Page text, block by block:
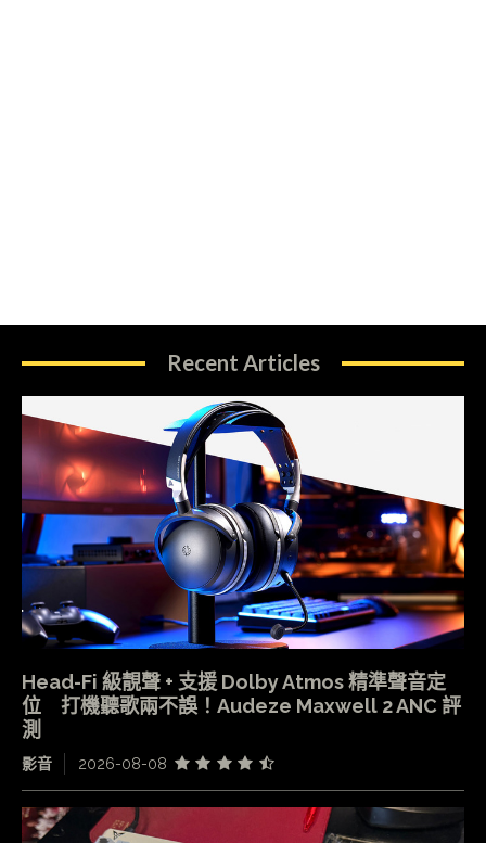
Recent Articles
Head-Fi 級靚聲 + 支援 Dolby Atmos 精準聲音定
位 打機聽歌兩不誤！Audeze Maxwell 2 ANC 評
測
影音 2026-08-08